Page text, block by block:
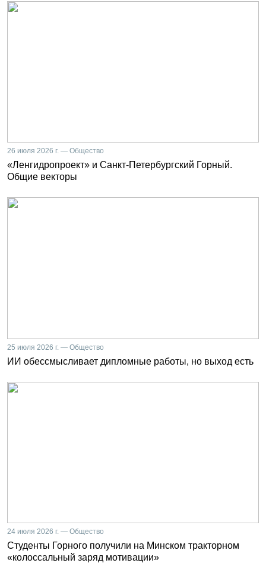
26 июля 2026 г. — Общество
«Ленгидропроект» и Санкт-Петербургский Горный.
Общие векторы
25 июля 2026 г. — Общество
ИИ обессмысливает дипломные работы, но выход есть
24 июля 2026 г. — Общество
Студенты Горного получили на Минском тракторном
«колоссальный заряд мотивации»